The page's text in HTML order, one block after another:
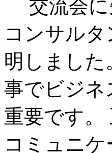
交流会
コンサル
明しました
事でビジネ
重要です。
コミュニ